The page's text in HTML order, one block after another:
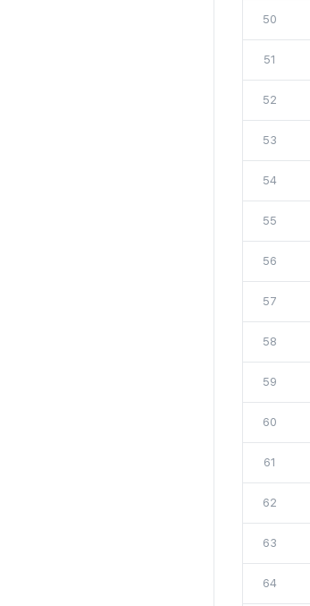
50
51
52
53
54
55
56
57
58
59
60
61
62
63
64